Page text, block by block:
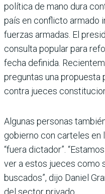
política de mano dura
país en conflicto armado
fuerzas armadas. El
consulta popular para
fecha definida.
preguntas una
contra jueces
Algunas personas
gobierno con carteles en
“fuera dictador”.
ver a estos jueces como
buscados”, dijo Daniel
del sector privado.